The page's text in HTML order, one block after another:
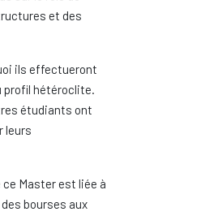
et des
ils effectueront
profil hétéroclite.
étudiants ont
leurs
Master est liée à
bourses aux